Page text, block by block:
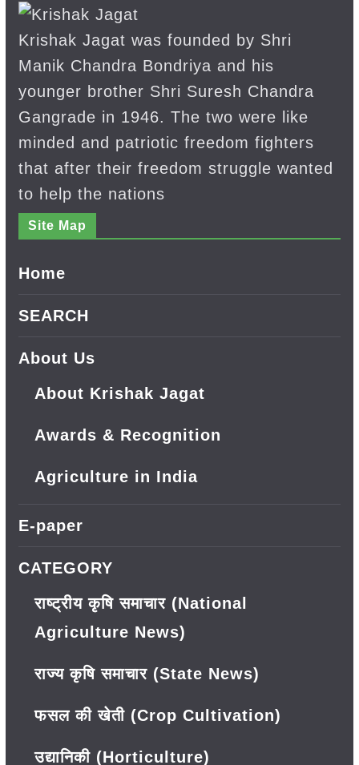
Krishak Jagat was founded by Shri
Manik Chandra Bondriya and his
younger brother Shri Suresh Chandra
Gangrade in 1946. The two were like
minded and patriotic freedom fighters
that after their freedom struggle wanted
to help the nations
Site Map
Home
SEARCH
About Us
About Krishak Jagat
Awards & Recognition
Agriculture in India
E-paper
CATEGORY
राष्ट्रीय कृषि समाचार (National
Agriculture News)
राज्य कृषि समाचार (State News)
फसल की खेती (Crop Cultivation)
उद्यानिकी (Horticulture)